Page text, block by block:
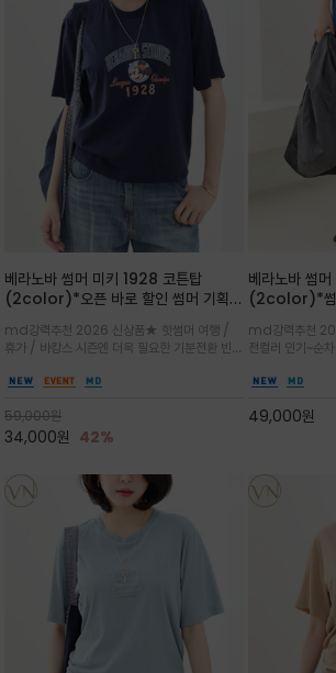
베라노바 썸머 미키 1928 코튼탑
(2color)*오픈 바로 할인 썸머 기획
★ 한정수량 제작 ★ 오가닉 코튼으로
빈티지 프린트로 여름 하의와 모두 잘어
울리는 그래픽
md강력추천 2026 신상품★ 핫썸머 여행 /
휴가 / 바캉스 시즌엔 더욱 필요한 기분전환 빈티
키 컬러 위에 빈티지한 크랙 효과의 레트로 감성
완성
59,000원
34,000원 42%
베라노바 썸
(2color)*썸
가벼운 아이
두 가능한 아
md강력추천
전컬러 인기~순
입니다^^가볍고
룩, 모임룩, 데일
49,000원